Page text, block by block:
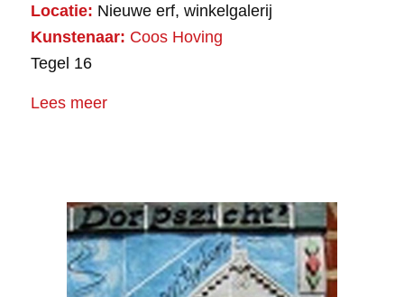
Locatie: Nieuwe erf, winkelgalerij
Kunstenaar: Coos Hoving
Tegel 16
Lees meer